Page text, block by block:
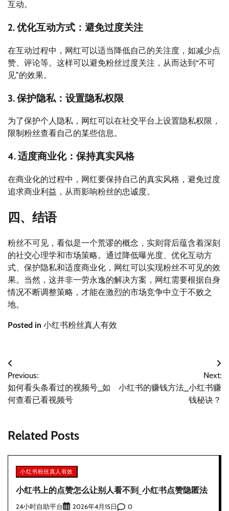
互动。
2. 优化互动方式：避免过度关注
在互动过程中，网红可以适当降低自己的关注度，如减少点
赞、评论等。这样可以避免粉丝过度关注，从而达到“不可
见”的效果。
3. 保护隐私：设置隐私权限
为了保护个人隐私，网红可以在社交平台上设置隐私权限，
限制粉丝查看自己的某些信息。
4. 适度商业化：保持真实风格
在商业化的过程中，网红要保持自己的真实风格，避免过度
追求商业利益，从而影响粉丝的忠诚度。
四、结语
粉丝不可见，看似是一个荒谬的概念，实则背后蕴含着深刻
的社交心理学和市场策略。通过降低曝光度、优化互动方
式、保护隐私和适度商业化，网红可以实现粉丝不可见的效
果。当然，这并非一劳永逸的解决方案，网红需要根据自身
情况不断调整策略，才能在激烈的市场竞争中立于不败之
地。
Posted in 小红书粉丝真人有效
文
章
导
Previous:
如何看头条看过的视频号_如
何查看已看视频号
Next:
小红书的赚钱方法_小红书赚
钱秘诀？
Related Posts
小红书粉丝真人有效
小红书上的点赞怎么让别人看不到_小红书点赞隐匿法
24小时自助平台 2026年4月15日 0